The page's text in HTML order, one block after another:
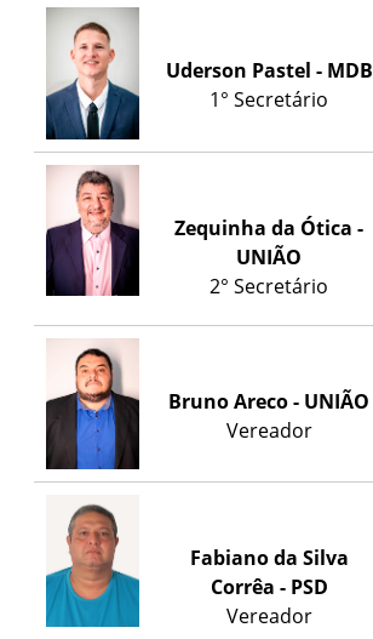
Uderson Pastel - MDB
1° Secretário
Zequinha da Ótica -
UNIÃO
2° Secretário
Bruno Areco - UNIÃO
Vereador
Fabiano da Silva
Corrêa - PSD
Vereador